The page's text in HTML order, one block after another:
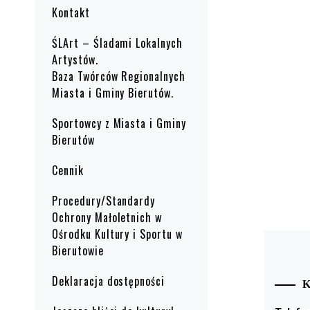
Kontakt
ŚLArt – Śladami Lokalnych
Artystów.
Baza Twórców Regionalnych
Miasta i Gminy Bierutów.
Sportowcy z Miasta i Gminy
Bierutów
Cennik
Procedury/Standardy
Ochrony Małoletnich w
Ośrodku Kultury i Sportu w
Bierutowie
Deklaracja dostępności